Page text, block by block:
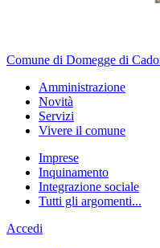
Comune di Domegge di
Amministrazione
Novità
Servizi
Vivere il comune
Imprese
Inquinamento
Integrazione sociale
Tutti gli argomenti...
Accedi